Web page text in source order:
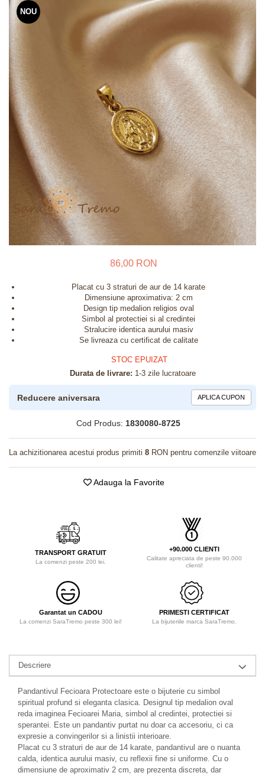
Bijuterii pentru barbati
Inele
Lanturi
Bratari
Talismane
Verighete
Bijuterii din argint placate cu aur
24K
NOU
86,00 RON
Placat cu 3 straturi de aur de 14 karate
Dimensiune aproximativa: 2 cm
Design tip medalion religios oval
Simbol al protectiei si al credintei
Stralucire identica aurului masiv
Se livreaza cu certificat de calitate
STOC EPUIZAT
Durata de livrare: 1-3 zile lucratoare
Reducere aniversara APLICA CUPON
Cod Produs: 1830080-8725
La achizitionarea acestui produs primiti 8 RON pentru comenzile viitoare
Adauga la Favorite
TRANSPORT GRATUIT
La comenzi peste 200 lei.
+90.000 CLIENTI
Calitate apreciata de peste 90.000
clienti!
Garantat un CADOU
La comenzi SaraTremo peste 300 lei!
PRIMESTI CERTIFICAT
La bijuteriile marca SaraTremo.
Descriere
Pandantivul Fecioara Protectoare este o bijuterie cu simbol
spiritual profund si eleganta clasica. Designul tip medalion oval
reda imaginea Fecioarei Maria, simbol al credintei, protectiei si
sperantei. Este un pandantiv purtat nu doar ca accesoriu, ci ca
expresie a convingerilor si a linistii interioare.
Placat cu 3 straturi de aur de 14 karate, pandantivul are o nuanta
calda, identica aurului masiv, cu reflexii fine si uniforme. Cu o
dimensiune de aproximativ 2 cm, are prezenta discreta, dar